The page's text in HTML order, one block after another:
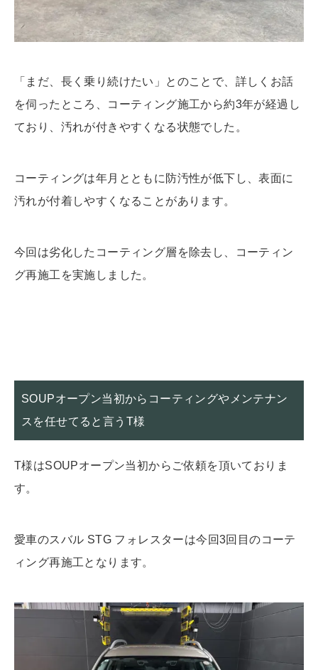
「まだ、長く乗り続けたい」とのことで、詳しくお話
を伺ったところ、コーティング施工から約3年が経過し
ており、汚れが付きやすくなる状態でした。
コーティングは年月とともに防汚性が低下し、表面に
汚れが付着しやすくなることがあります。
今回は劣化したコーティング層を除去し、コーティン
グ再施工を実施しました。
SOUPオープン当初からコーティングやメンテナン
スを任せてると言うT様
T様はSOUPオープン当初からご依頼を頂いておりま
す。
愛車のスバル STG フォレスターは今回3回目のコーテ
ィング再施工となります。